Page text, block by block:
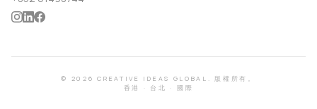
© 2026 CREATIVE IDEAS GLOBAL.版權所有。
香港
台北 國際